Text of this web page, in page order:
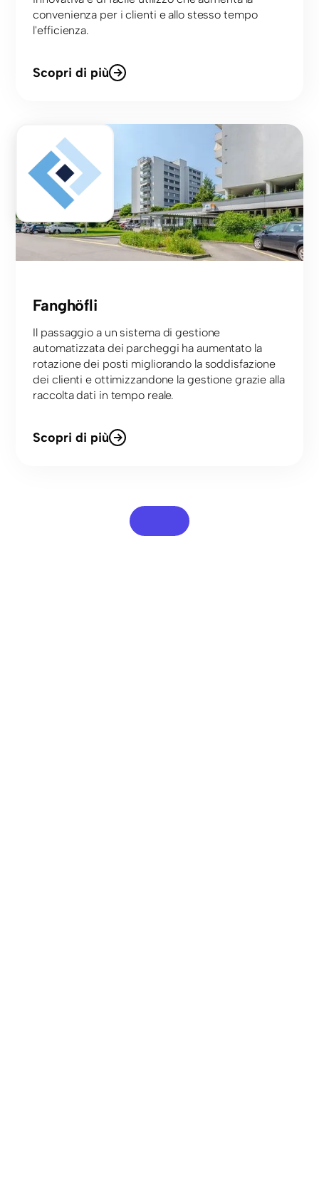
convenienza per i clienti e allo stesso tempo
l'efficienza.
Scopri di più
Centro
Fanghöfli
Il passaggio a un sistema di gestione
automatizzata dei parcheggi ha aumentato la
rotazione dei posti migliorando la soddisfazione
dei clienti e ottimizzandone la gestione grazie alla
raccolta dati in tempo reale.
Scopri di più